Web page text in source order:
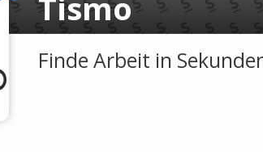
Finde Arbeit in